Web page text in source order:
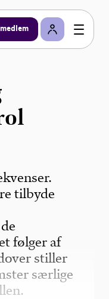
tilbyde
følger af
stiller
særlige